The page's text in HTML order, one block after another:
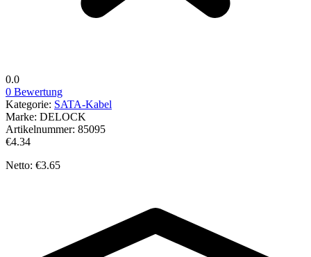
0.0
0 Bewertung
Kategorie: SATA-Kabel
Marke: DELOCK
Artikelnummer: 85095
€4.34
Netto: €3.65